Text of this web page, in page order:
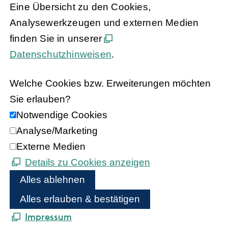
Eine Übersicht zu den Cookies,
Analysewerkzeugen und externen Medien
finden Sie in unserer
Datenschutzhinweisen.
Welche Cookies bzw. Erweiterungen möchten
Sie erlauben?
Notwendige Cookies
Analyse/Marketing
Externe Medien
Details zu Cookies anzeigen
Alles ablehnen
Alles erlauben & bestätigen
Impressum